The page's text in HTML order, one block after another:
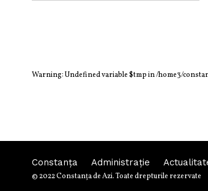
Warning: Undefined variable $tmp in/home3/
Constanța Administraţie
© 2022 Constanţa de Azi. Toate drepturile rezervate